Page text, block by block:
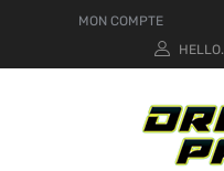
MON COMPTE
HELLO.